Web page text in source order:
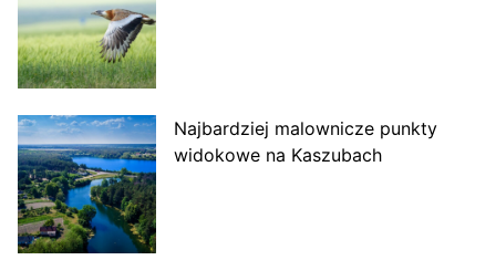
Najbardziej malownicze punkty
widokowe na Kaszubach